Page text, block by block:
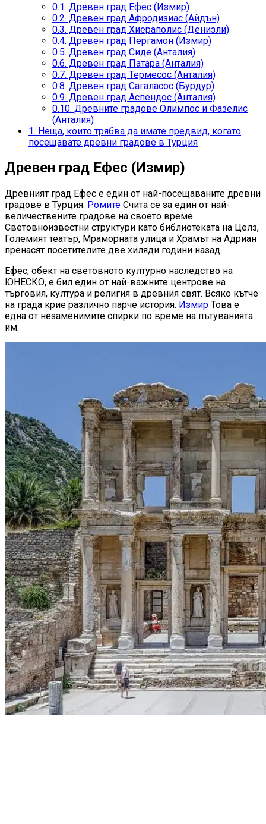
0.1. Древен град Ефес (Измир)
0.2. Древен град Афродизиас (Айдън)
0.3. Древен град Хиераполис (Денизли)
0.4. Древен град Пергамон (Измир)
0.5. Древен град Сиде (Анталия)
0.6. Древен град Патара (Анталия)
0.7. Древен град Термесос (Анталия)
0.8. Древен град Сагаласос (Бурдур)
0.9. Древен град Аспендос (Анталия)
0.10. Древните градове Олимпос и Фазелис
(Анталия)
1. Неща, които трябва да имате предвид, когато
посещавате древни градове в Турция
Древен град Ефес (Измир)
Древният град Ефес е един от най-посещаваните древни
градове в Турция. Ромите Счита се за един от най-
величествените градове на своето време.
Световноизвестни структури като библиотеката на Целз,
Големият театър, Мраморната улица и Храмът на Адриан
пренасят посетителите две хиляди години назад.
Ефес, обект на световното културно наследство на
ЮНЕСКО, е бил един от най-важните центрове на
търговия, култура и религия в древния свят. Всяко кътче
на града крие различно парче история. Измир Това е
една от незаменимите спирки по време на пътуванията
им.